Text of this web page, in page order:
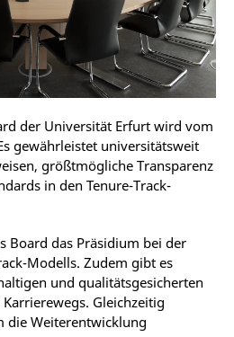
der Universität Erfurt wird vom
gewährleistet universitätsweit
größtmögliche Transparenz
in den Tenure-Track-
Board das Präsidium bei der
Modells. Zudem gibt es
und qualitätsgesicherten
Gleichzeitig
die Weiterentwicklung